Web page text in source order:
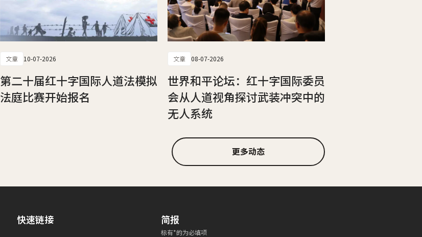
文章 10-07-2026
第二十届红十字国际人道法模拟
法庭比赛开始报名
文章 08-07-2026
世界和平论坛：红十字国际委员
会从人道视角探讨武装冲突中的
无人系统
更多动态
快速链接 简报
标有*的为必填项